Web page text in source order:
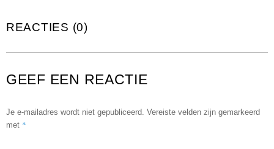
REACTIES (0)
GEEF EEN REACTIE
Je e-mailadres wordt niet gepubliceerd. Vereiste velden zijn gemarkeerd
met *